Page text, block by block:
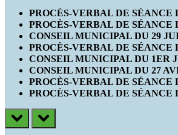
PROCÈS-VERBAL DE SÉANCE
PROCÈS-VERBAL DE SÉANCE
CONSEIL MUNICIPAL DU 29
PROCÈS-VERBAL DE SÉANCE
CONSEIL MUNICIPAL DU 1ER
CONSEIL MUNICIPAL DU 27
PROCÈS-VERBAL DE SÉANCE
PROCÈS-VERBAL DE SÉANCE
prev next